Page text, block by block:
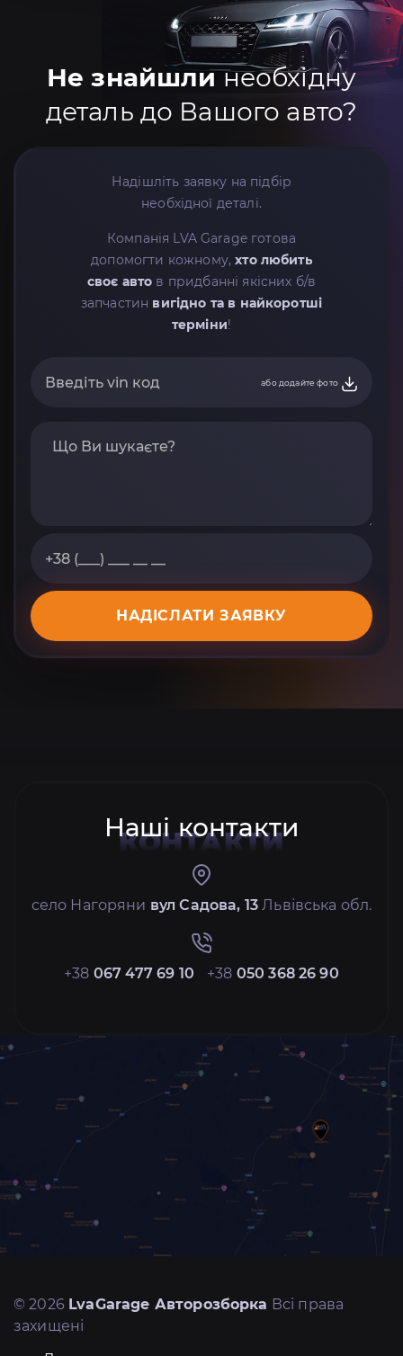
Не знайшлинеобхідну
деталь до Вашого авто?
Надішліть заявку на підбір
необхідної деталі.
Компанія LVA Garage готова
допомогти кожному,хто любить
своє авто в придбанні якісних б/в
запчастин вигідно та в найкоротші
терміни!
або додайте фото
НАДІСЛАТИ ЗАЯВКУ
Наші контакти
КОНТАКТИ
село Нагоряни вул Садова, 13 Львівська обл.
+38 067 477 69 10 +38 050 368 26 90
© 2026 LvaGarage Авторозборка Всі права
захищені